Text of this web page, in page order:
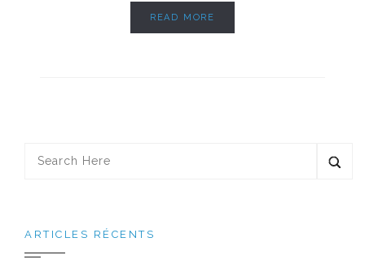
READ MORE
ARTICLES RÉCENTS